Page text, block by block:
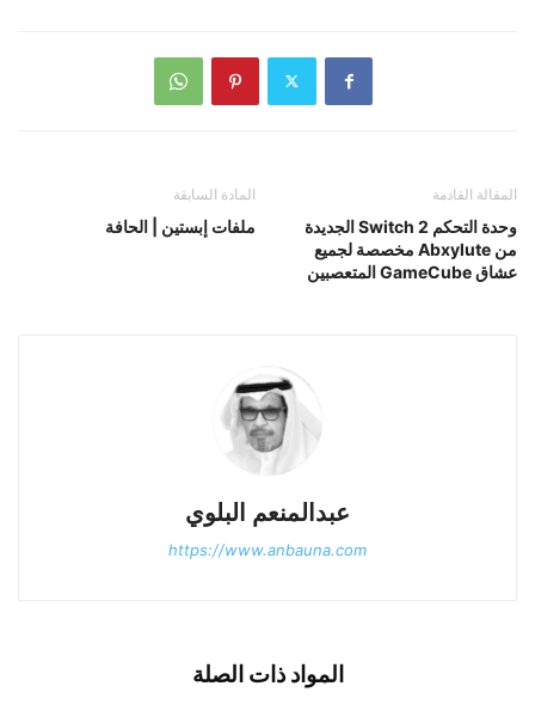
المادة السابقة
ملفات إبستين | الحافة
المقالة القادمة
وحدة التحكم Switch 2 الجديدة
من Abxylute مخصصة لجميع
عشاق GameCube المتعصبين
عبدالمنعم البلوي
https://www.anbauna.com
المواد ذات الصلة